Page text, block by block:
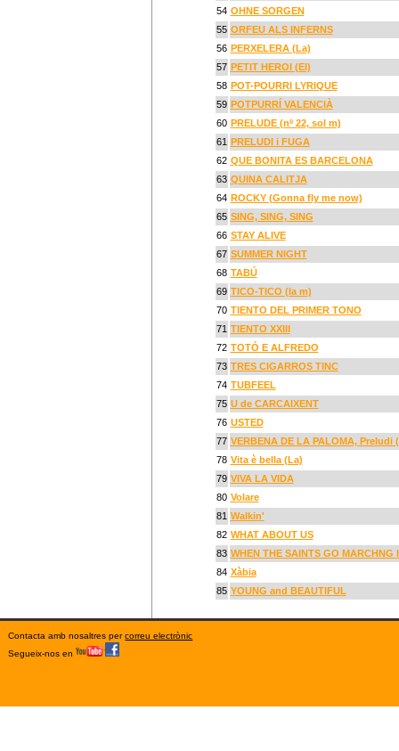
54 OHNE SORGEN
55 ORFEU ALS INFERNS
56 PERXELERA (La)
57 PETIT HEROI (El)
58 POT-POURRI LYRIQUE
59 POTPURRÍ VALENCIÀ
60 PRELUDE (nº 22, sol m)
61 PRELUDI i FUGA
62 QUE BONITA ES BARCELONA
63 QUINA CALITJA
64 ROCKY (Gonna fly me now)
65 SING, SING, SING
66 STAY ALIVE
67 SUMMER NIGHT
68 TABÚ
69 TICO-TICO (la m)
70 TIENTO DEL PRIMER TONO
71 TIENTO XXIII
72 TOTÓ E ALFREDO
73 TRES CIGARROS TINC
74 TUBFEEL
75 U de CARCAIXENT
76 USTED
77 VERBENA DE LA PALOMA, Preludi
78 Vita è bella (La)
79 VIVA LA VIDA
80 Volare
81 Walkin'
82 WHAT ABOUT US
83 WHEN THE SAINTS GO MARCHNG
84 Xàbia
85 YOUNG and BEAUTIFUL
Contacta amb nosaltres percorreu electrònic
Segueix-nos en